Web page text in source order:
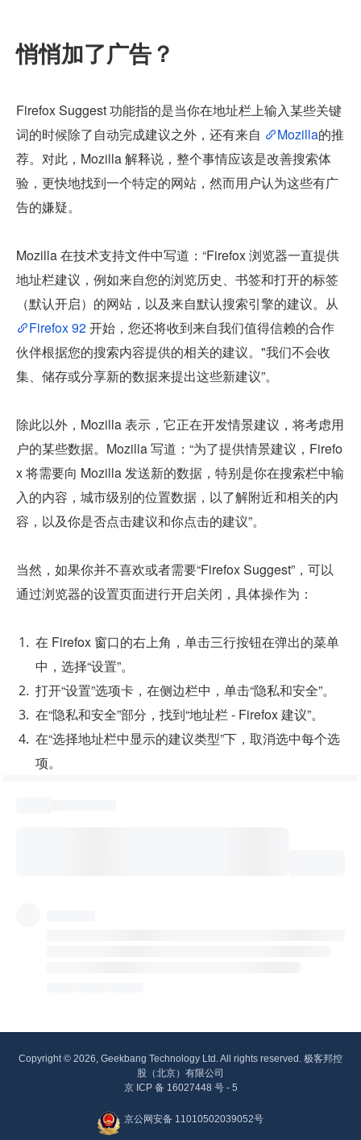
悄悄加了广告？
Firefox Suggest 功能指的是当你在地址栏上输入某些关键
词的时候除了自动完成建议之外，还有来自
Mozilla的推
荐。对此，Mozilla 解释说，整个事情应该是改善搜索体
验，更快地找到一个特定的网站，然而用户认为这些有广
告的嫌疑。
Mozilla 在技术支持文件中写道：“Firefox 浏览器一直提供
地址栏建议，例如来自您的浏览历史、书签和打开的标签
Firefox 92 开始，您还将收到来自我们值得信赖的合作
伙伴根据您的搜索内容提供的相关的建议。"我们不会收
集、储存或分享新的数据来提出这些新建议”。
除此以外，Mozilla 表示，它正在开发情景建议，将考虑用
户的某些数据。Mozilla 写道：“为了提供情景建议，Firefo
x 将需要向 Mozilla 发送新的数据，特别是你在搜索栏中输
入的内容，城市级别的位置数据，以了解附近和相关的内
容，以及你是否点击建议和你点击的建议”。
当然，如果你并不喜欢或者需要“Firefox Suggest”，可以
通过浏览器的设置页面进行开启关闭，具体操作为：
在 Firefox 窗口的右上角，单击三行按钮在弹出的菜单
中，选择“设置”。
打开“设置”选项卡，在侧边栏中，单击“隐私和安全”。
在“隐私和安全”部分，找到“地址栏 - Firefox 建议”。
在“选择地址栏中显示的建议类型”下，取消选中每个选
项。
Copyright © 2026, Geekbang Technology Ltd. All rights reserved. 极客邦控
股（北京）有限公司
京 ICP 备 16027448 号 - 5
京公网安备 11010502039052号